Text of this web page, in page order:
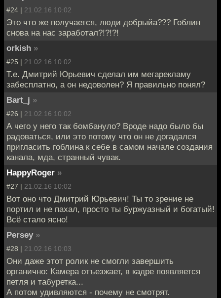
#24 | 21.02.16 10:02
Это что же получается, люди добрыйа??? Гоблин
снова на нас заработал?!?!?!
orkish »
#25 | 21.02.16 10:02
Т.е. Дмитрий Юрьевич сделал им мегарекламу
забесплатно, а он недоволен? Я правильно понял?
Bart_j »
#26 | 21.02.16 10:02
А чего у него так бомбануло? Вроде надо было бы
радоваться, или это потому что он не догадался
пригласить гоблина к себе в самом начале создания
канала, мда, странный чувак.
HappyRoger »
#27 | 21.02.16 10:02
Вот оно что Дмитрий Юрьевич! Ты то зрение не
портил и не пахал, просто ты буржуазный и богатый!
Всё стало ясно!
Persey »
#28 | 21.02.16 10:03
Они даже этот ролик не смогли завершить
органично: Камера отъезжает, в кадре появляется
петля и табуретка...
А потом удивляются - почему не смотрят.